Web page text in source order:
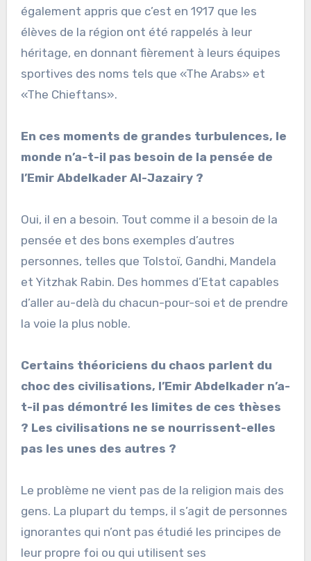
également appris que c’est en 1917 que les
élèves de la région ont été rappelés à leur
héritage, en donnant fièrement à leurs équipes
sportives des noms tels que «The Arabs» et
«The Chieftans».
En ces moments de grandes turbulences, le
monde n’a-t-il pas besoin de la pensée de
l’Emir Abdelkader Al-Jazairy ?
Oui, il en a besoin. Tout comme il a besoin de la
pensée et des bons exemples d’autres
personnes, telles que Tolstoï, Gandhi, Mandela
et Yitzhak Rabin. Des hommes d’Etat capables
d’aller au-delà du chacun-pour-soi et de prendre
la voie la plus noble.
Certains théoriciens du chaos parlent du
choc des civilisations, l’Emir Abdelkader n’a-
t-il pas démontré les limites de ces thèses
? Les civilisations ne se nourrissent-elles
pas les unes des autres ?
Le problème ne vient pas de la religion mais des
gens. La plupart du temps, il s’agit de personnes
ignorantes qui n’ont pas étudié les principes de
leur propre foi ou qui utilisent ses